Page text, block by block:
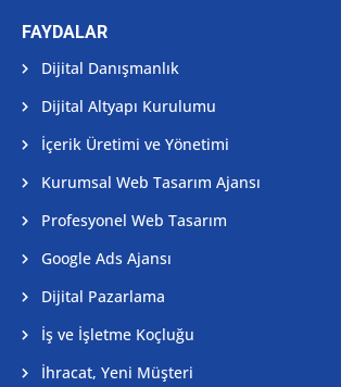
FAYDALAR
Dijital Danışmanlık
Dijital Altyapı Kurulumu
İçerik Üretimi ve Yönetimi
Kurumsal Web Tasarım Ajansı
Profesyonel Web Tasarım
Google Ads Ajansı
Dijital Pazarlama
İş ve İşletme Koçluğu
İhracat, Yeni Müşteri